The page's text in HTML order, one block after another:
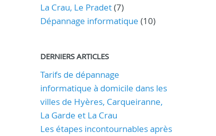
La Crau, Le Pradet(7)
Dépannage informatique (10)
DERNIERS ARTICLES
Tarifs de dépannage
informatique à domicile dans les
villes de Hyères, Carqueiranne,
La Garde et La Crau
Les étapes incontournables après